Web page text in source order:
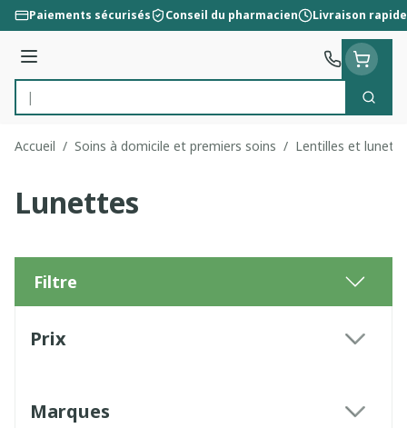
Aller au contenu
Paiements sécurisés Conseil du pharmacien Livraison rapide
Menu
Rechercher
Accueil / Soins à domicile et premiers soins / Lentilles et
Lunettes
Filtre
Prix
Marques